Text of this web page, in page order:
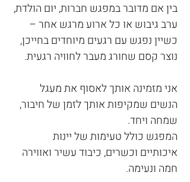
בין אם מדובר במפגש חברות, יום הולדת,
ערב גיבוש או כל ארוע מרגש אחר –
כשיין נפגש עם רגעים מיוחדים בחייכן,
נוצר קסם שחורג מעבר לחוויה רגעית.
אני מזמינה אותך לאסוף את מעגל
הנשים שמקיפות אותך לזמן של חיבור,
שמחה ויחד.
המפגש כולל טעימות של יינות
איכותיים וכשרים, כיבוד עשיר ואווירה
חמה ונעימה.